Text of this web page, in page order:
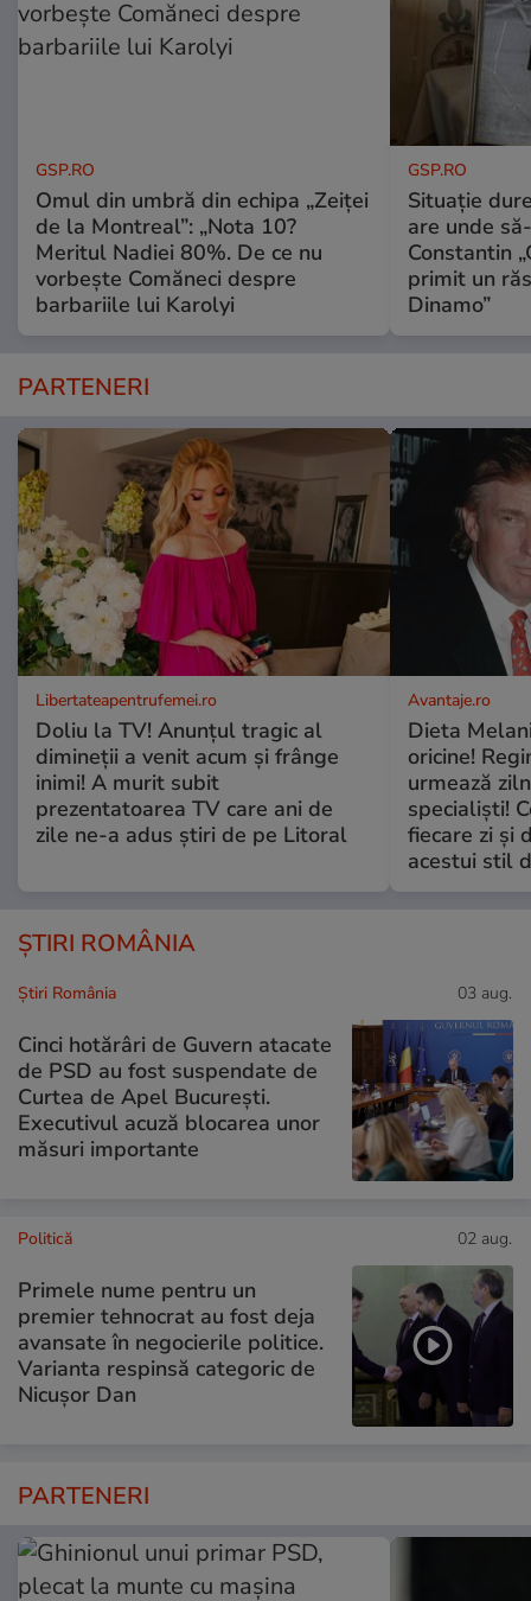
GSP.RO
Omul din umbră din echipa „Zeiței
de la Montreal”: „Nota 10?
Meritul Nadiei 80%. De ce nu
vorbește Comăneci despre
barbariile lui Karolyi
GSP.RO
Situație
are unde
Constantin
primit un
Dinamo”
PARTENERI
Libertateapentrufemei.ro
Doliu la TV! Anunțul tragic al
dimineții a venit acum și frânge
inimi! A murit subit
prezentatoarea TV care ani de
zile ne-a adus știri de pe Litoral
Avantaje.ro
Dieta
oricine!
urmează
specialiști!
fiecare zi și
acestui stil
ȘTIRI ROMÂNIA
Știri România 03 aug.
Cinci hotărâri de Guvern atacate
de PSD au fost suspendate de
Curtea de Apel București.
Executivul acuză blocarea unor
măsuri importante
Politică 02 aug.
Primele nume pentru un
premier tehnocrat au fost deja
avansate în negocierile politice.
Varianta respinsă categoric de
Nicușor Dan
PARTENERI